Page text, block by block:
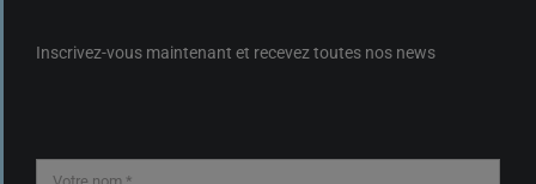
Inscrivez-vous maintenant et recevez toutes nos news